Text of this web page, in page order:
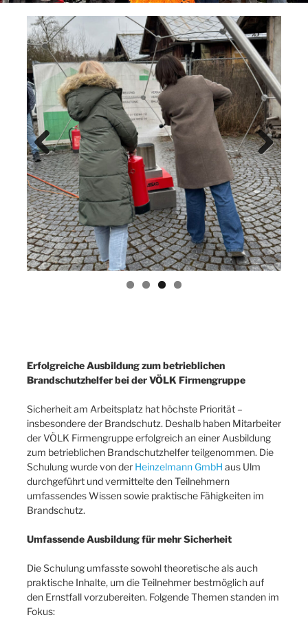
Previ
ous
Next
Erfolgreiche Ausbildung zum betrieblichen
Brandschutzhelfer bei der VÖLK Firmengruppe
Sicherheit am Arbeitsplatz hat höchste Priorität –
insbesondere der Brandschutz. Deshalb haben Mitarbeiter
der VÖLK Firmengruppe erfolgreich an einer Ausbildung
zum betrieblichen Brandschutzhelfer teilgenommen. Die
Schulung wurde von der Heinzelmann GmbH aus Ulm
durchgeführt und vermittelte den Teilnehmern
umfassendes Wissen sowie praktische Fähigkeiten im
Brandschutz.
Umfassende Ausbildung für mehr Sicherheit
Die Schulung umfasste sowohl theoretische als auch
praktische Inhalte, um die Teilnehmer bestmöglich auf
den Ernstfall vorzubereiten. Folgende Themen standen im
Fokus: